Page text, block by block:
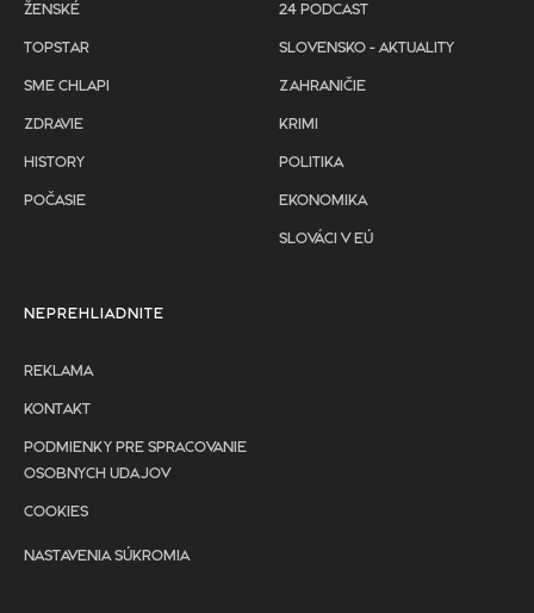
ŽENSKÉ
TOPSTAR
SME CHLAPI
ZDRAVIE
HISTORY
POČASIE
24 PODCAST
SLOVENSKO - AKTUALITY
ZAHRANIČIE
KRIMI
POLITIKA
EKONOMIKA
SLOVÁCI V EÚ
NEPREHLIADNITE
REKLAMA
KONTAKT
PODMIENKY PRE SPRACOVANIE
OSOBNYCH UDAJOV
COOKIES
NASTAVENIA SÚKROMIA